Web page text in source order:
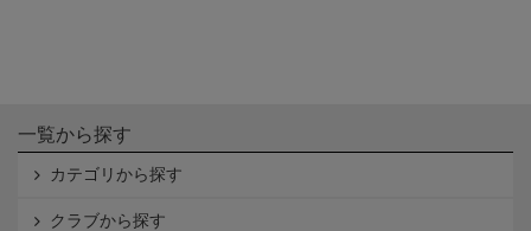
一覧から探す
カテゴリから探す
クラブから探す